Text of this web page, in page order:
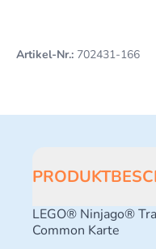
Artikel-Nr.: 702431-166
LEGO® Ninjago®
Common Karte